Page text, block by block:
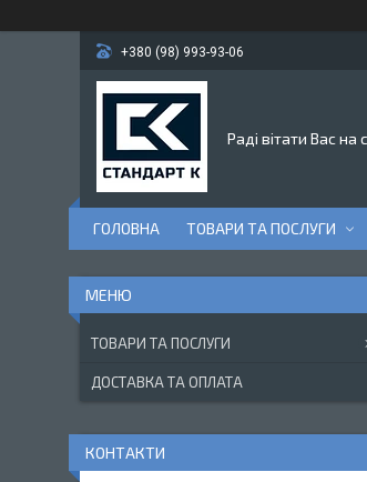
+380 (98) 993-93-06
Раді вітати Вас на
ГОЛОВНА ТОВАРИ ТА ПОСЛУГИ
ТОВАРИ ТА ПОСЛУГИ
ДОСТАВКА ТА ОПЛАТА
КОНТАКТИ